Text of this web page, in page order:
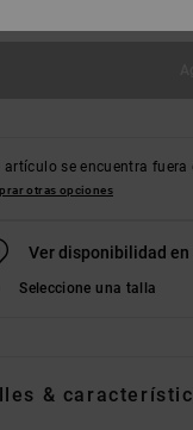
artículo se encuentra fuera
otras opciones
Ver disponibilidad en
Seleccione una talla
&